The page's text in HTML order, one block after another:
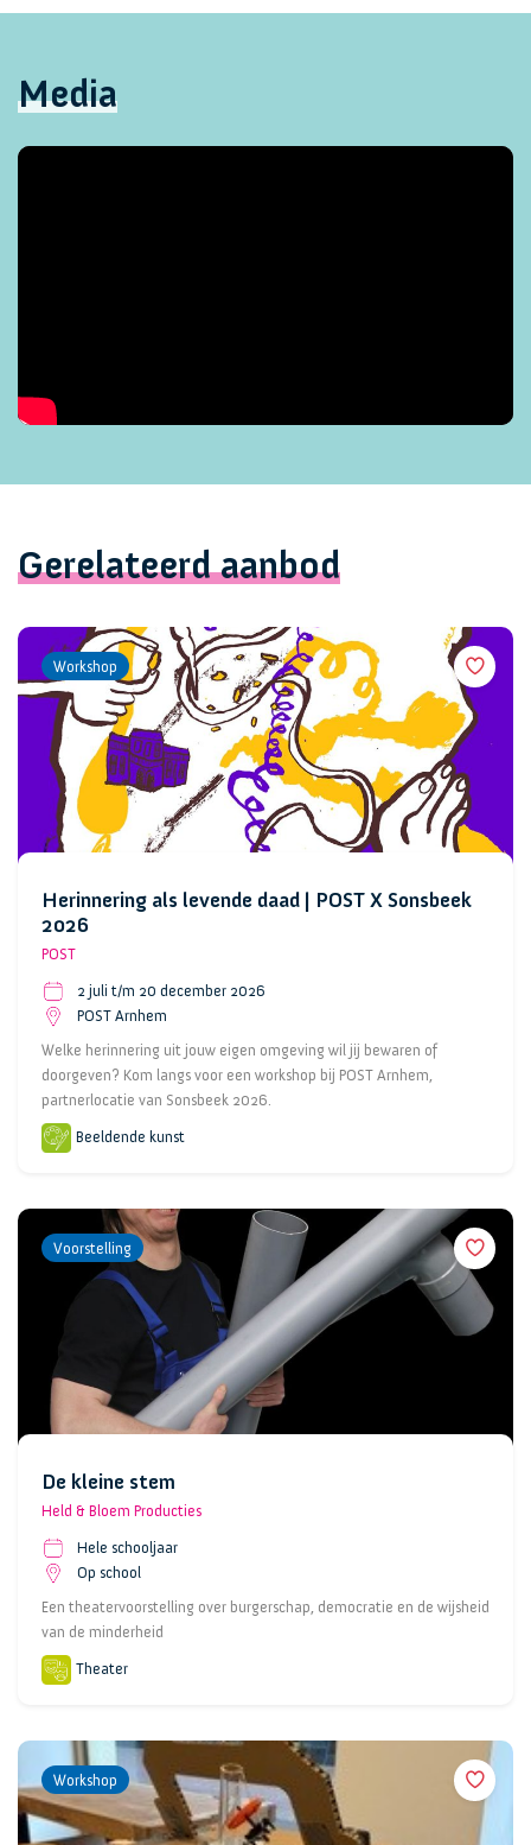
Media
Gerelateerd aanbod
Workshop
Herinnering als levende daad | POST X Sonsbeek
2026
POST
2 juli t/m 20 december 2026
POST Arnhem
Welke herinnering uit jouw eigen omgeving wil jij bewaren of
doorgeven? Kom langs voor een workshop bij POST Arnhem,
partnerlocatie van Sonsbeek 2026.
Beeldende kunst
Voorstelling
De kleine stem
Held & Bloem Producties
Hele schooljaar
Op school
Een theatervoorstelling over burgerschap, democratie en de wijsheid
van de minderheid
Theater
Workshop